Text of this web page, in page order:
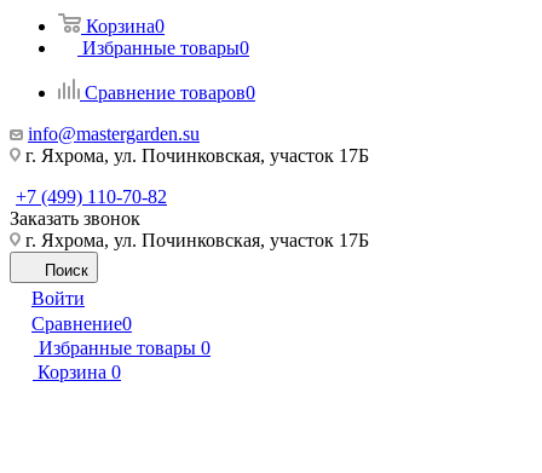
Корзина0
Избранные товары0
Сравнение товаров0
info@mastergarden.su
г. Яхрома, ул. Починковская, участок 17Б
+7 (499) 110-70-82
Заказать звонок
г. Яхрома, ул. Починковская, участок 17Б
Поиск
Войти
Сравнение0
Избранные товары 0
Корзина 0